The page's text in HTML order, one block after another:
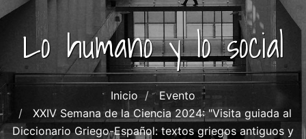
Lo humano y lo social
Inicio
Evento
XXIV Semana de la Ciencia 2024: "Visita guiada al
Diccionario Griego-Español: textos griegos antiguos y